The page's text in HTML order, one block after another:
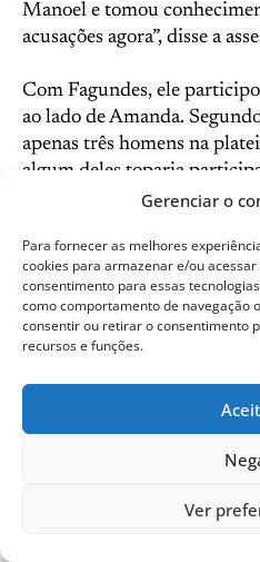
Gerenciar o
Para fornecer as melhores
cookies para armazenar e/ou
consentimento para essas
como comportamento de navegação
consentir ou retirar o consentimento
recursos e funções.
Ver
Manoel e tomou
acusações agora”, disse a
Com Fagundes, ele
ao lado de Amanda.
apenas três homens na
algum deles toparia
levantou a mão. Ele foi
disse que trabalhava
condenados pela Lei Maria
mas todos aplaudiram. Acho
humilhado que quis dar a